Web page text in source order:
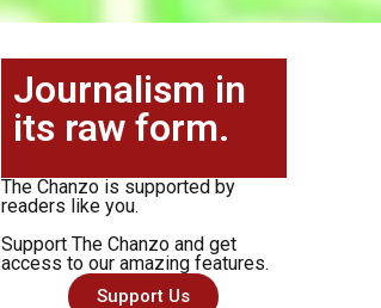
Journalism in
its raw form.
The Chanzo is supported by
readers like you.
Support The Chanzo and get
access to our amazing features.
Support Us